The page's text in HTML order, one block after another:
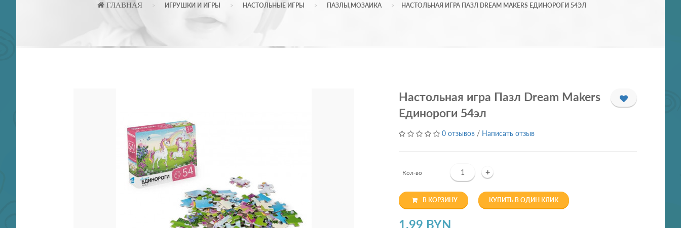
ГЛАВНАЯ ИГРУШКИ И ИГРЫ НАСТОЛЬНЫЕ ИГРЫ ПАЗЛЫ,МОЗАИКА НАСТОЛЬНАЯ ИГРА ПАЗЛ DREAM MAKERS ЕДИНОРОГИ 54ЭЛ
Настольная игра Пазл Dream Makers
Единороги 54эл
0 отзывов / Написать отзыв
Кол-во +
В КОРЗИНУ КУПИТЬ В ОДИН КЛИК
1.99 BYN